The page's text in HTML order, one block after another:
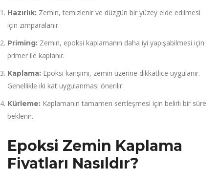
Hazırlık: Zemin, temizlenir ve düzgün bir yüzey elde edilmesi
için zımparalanır.
Priming: Zemin, epoksi kaplamanın daha iyi yapışabilmesi için
primer ile kaplanır.
Kaplama: Epoksi karışımı, zemin üzerine dikkatlice uygulanır.
Genellikle iki kat uygulanması önerilir.
Kürleme: Kaplamanın tamamen sertleşmesi için belirli bir süre
beklenir.
Epoksi Zemin Kaplama
Fiyatları Nasıldır?